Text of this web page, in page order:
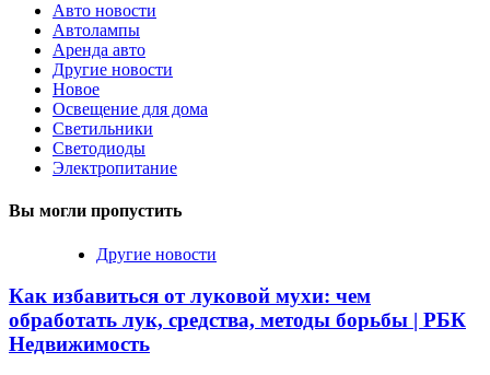
Авто новости
Автолампы
Аренда авто
Другие новости
Новое
Освещение для дома
Светильники
Светодиоды
Электропитание
Вы могли пропустить
Другие новости
Как избавиться от луковой мухи: чем
обработать лук, средства, методы борьбы | РБК
Недвижимость